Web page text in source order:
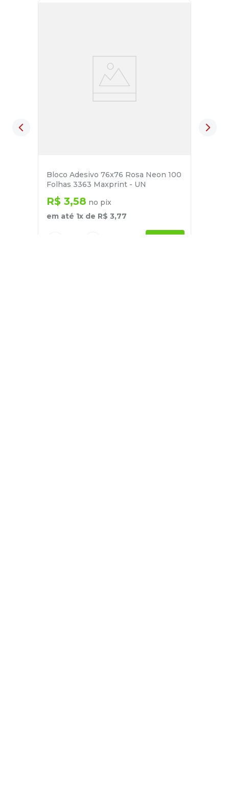
Bloco Adesivo 76x76 Rosa Neon 100
Folhas 3363 Maxprint - UN
R$ 3,58 no pix
em até 1x de R$ 3,77